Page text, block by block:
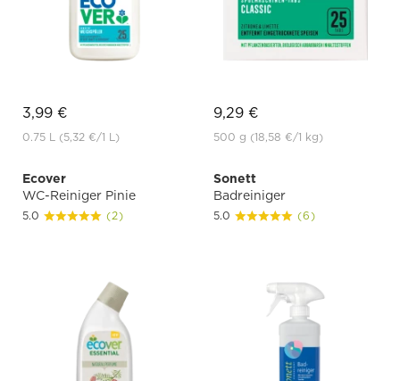
3,99 €
0.75 L (5,32 €/1 L)
9,29 €
500 g (18,58 €/1 kg)
Ecover
WC-Reiniger Pinie
5.0 (2)
Sonett
Badreiniger
5.0 (6)